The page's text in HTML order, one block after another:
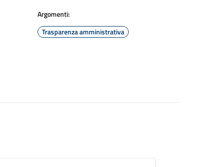
Argomenti:
Trasparenza amministrativa